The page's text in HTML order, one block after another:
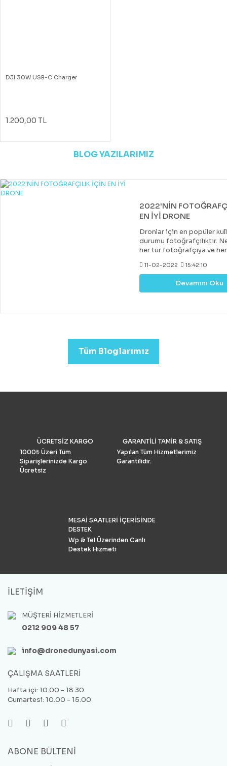
DJI 30W USB-C Charger
1.200,00 TL
BLOG YAZILARIMIZ
2022'NİN
EN İYİ DRONE
Dronlar için en popüler
durumu fotoğrafçılıktır.
her tür fotoğrafçıya ve
drone, DJI tarafından
diğer markalar tarafından
değerli rakipler de vardır.
drone almak mümkündür.
emlak)sektörleri için
Drone Fiyatları oldukça
grubu Drone Industry
tarafından FAA drone
numaralarının analizine
Devamını Oku
11-02-2022 15:42:10
Tüm Bloglarımız
ÜCRETSİZ KARGO
1000₺ Üzeri Tüm
Siparişlerinizde Kargo
Ücretsiz
GARANTİLİ TAMİR & SATIŞ
Yapılan Tüm Hizmetlerimiz
Garantilidir.
MESAİ SAATLERİ İÇERİSİNDE
DESTEK
Wp & Tel Üzerinden Canlı
Destek Hizmeti
İLETİŞİM
MÜŞTERİ HİZMETLERİ
0212 909 48 57
info@dronedunyasi.com
ÇALIŞMA SAATLERİ
Hafta içi: 10.00 - 18.30
Cumartesi: 10.00 - 15.00
ABONE BÜLTENİ